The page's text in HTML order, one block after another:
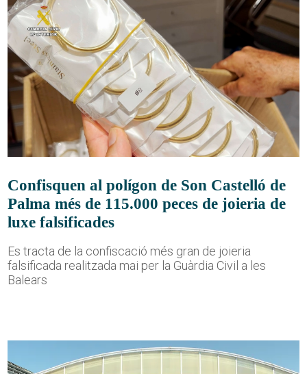
Confisquen al polígon de Son Castelló de
Palma més de 115.000 peces de joieria de
luxe falsificades
Es tracta de la confiscació més gran de joieria
falsificada realitzada mai per la Guàrdia Civil a les
Balears